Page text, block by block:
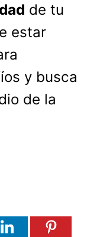
de tu
estar
y busca
de la